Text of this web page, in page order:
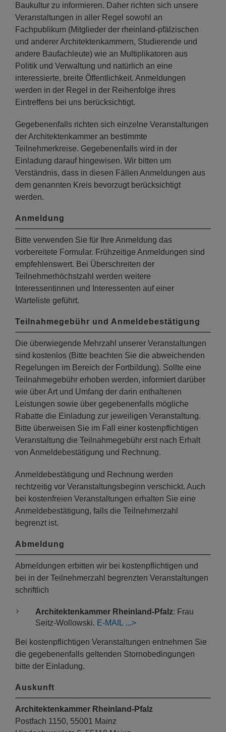
Baukultur zu informieren. Daher richten sich unsere
Veranstaltungen in aller Regel sowohl an
Fachpublikum (Mitglieder der rheinland-pfälzischen
und anderer Architektenkammern, Studierende und
andere Baufachleute) wie an Multiplikatoren aus
Politik und Verwaltung und natürlich an eine
interessierte, breite Öffentlichkeit. Anmeldungen
werden in der Regel in der Reihenfolge ihres
Eintreffens bei uns berücksichtigt.
Gegebenenfalls richten sich einzelne Veranstaltungen
der Architektenkammer an bestimmte
Teilnehmerkreise. Gegebenenfalls wird in der
Einladung darauf hingewisen. Wir bitten um
Verständnis, dass in diesen Fällen Anmeldungen aus
dem genannten Kreis bevorzugt berücksichtigt
werden.
Anmeldung
Bitte verwenden Sie für Ihre Anmeldung das
vorbereitete Formular. Frühzeitige Anmeldungen sind
empfehlenswert. Bei Überschreiten der
Teilnehmerhöchstzahl werden weitere
Interessentinnen und Interessenten auf einer
Warteliste geführt.
Teilnahmegebühr und Anmeldebestätigung
Die überwiegende Mehrzahl unserer Veranstaltungen
sind kostenlos (Bitte beachten Sie die abweichenden
Regelungen im Bereich der Fortbildung). Sollte eine
Teilnahmegebühr erhoben werden, informiert darüber
wie über Art und Umfang der darin enthaltenen
Leistungen sowie über gegebenenfalls mögliche
Rabatte die Einladung zur jeweiligen Veranstaltung.
Bitte überweisen Sie im Fall einer kostenpflichtigen
Veranstaltung die Teilnahmegebühr erst nach Erhalt
von Anmeldebestätigung und Rechnung.
Anmeldebestätigung und Rechnung werden
rechtzeitig vor Veranstaltungsbeginn verschickt. Auch
bei kostenfreien Veranstaltungen erhalten Sie eine
Anmeldebestätigung, falls die Teilnehmerzahl
begrenzt ist.
Abmeldung
Abmeldungen erbitten wir bei kostenpflichtigen und
bei in der Teilnehmerzahl begrenzten Veranstaltungen
schriftlich
Architektenkammer Rheinland-Pfalz: Frau
Seitz-Wollowski. E-MAIL
Bei kostenpflichtigen Veranstaltungen entnehmen Sie
die gegebenenfalls geltenden Stornobedingungen
bitte der Einladung.
Auskunft
Architektenkammer Rheinland-Pfalz
Postfach 1150, 55001 Mainz